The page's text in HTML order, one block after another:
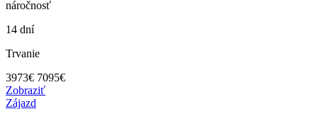
náročnosť
14 dní
Trvanie
3973€ 7095€
Zobraziť
Zájazd